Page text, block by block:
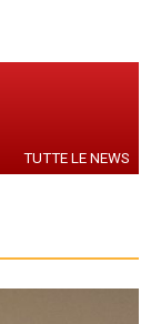
TUTTE LE NEWS